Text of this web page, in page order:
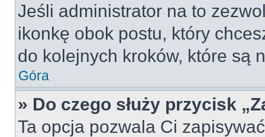
Jeśli administrator na to
ikonkę obok postu, który
do kolejnych kroków, które są
Góra
» Do czego służy przycisk
Ta opcja pozwala Ci